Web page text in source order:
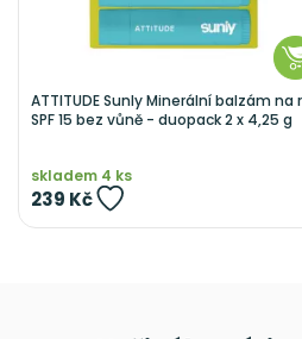
ATTITUDE Sunly Minerální balzám na
SPF 15 bez vůně - duopack 2 x 4,25 g
skladem 4 ks
239 Kč